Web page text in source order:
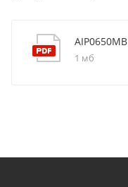
AIP0650MB
1 мб